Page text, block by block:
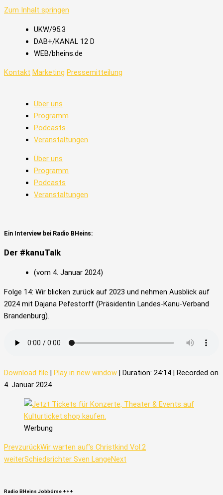
Zum Inhalt springen
UKW/95.3
DAB+/KANAL 12 D
WEB/bheins.de
Kontakt Marketing Pressemitteilung
Über uns
Programm
Podcasts
Veranstaltungen
Über uns
Programm
Podcasts
Veranstaltungen
Ein Interview bei Radio BHeins:
Der #kanuTalk
(vom 4. Januar 2024)
Folge 14: Wir blicken zurück auf 2023 und nehmen Ausblick auf
2024 mit Dajana Pefestorff (Präsidentin Landes-Kanu-Verband
Brandenburg).
Download file | Play in new window | Duration: 24:14 | Recorded on
4. Januar 2024
Werbung
PrevzurückWir warten auf’s Christkind Vol.2
weiterSchiedsrichter Sven LangeNext
Radio BHeins Jobbörse +++